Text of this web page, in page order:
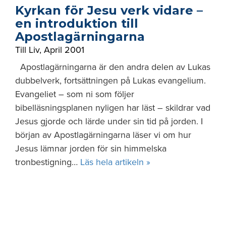
Kyrkan för Jesu verk vidare –
en introduktion till
Apostlagärningarna
Till Liv, April 2001
Apostlagärningarna är den andra delen av Lukas
dubbelverk, fortsättningen på Lukas evangelium.
Evangeliet – som ni som följer
bibelläsningsplanen nyligen har läst – skildrar vad
Jesus gjorde och lärde under sin tid på jorden. I
början av Apostlagärningarna läser vi om hur
Jesus lämnar jorden för sin himmelska
tronbestigning… Läs hela artikeln »